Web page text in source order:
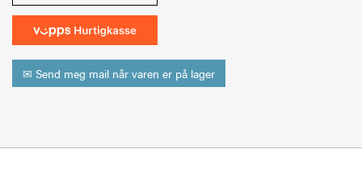
✉ Send meg mail når varen er på lager